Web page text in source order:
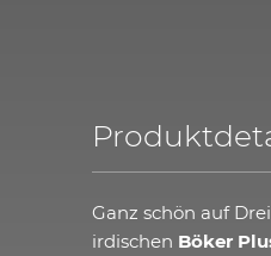
Ganz schön auf
irdischen Böker